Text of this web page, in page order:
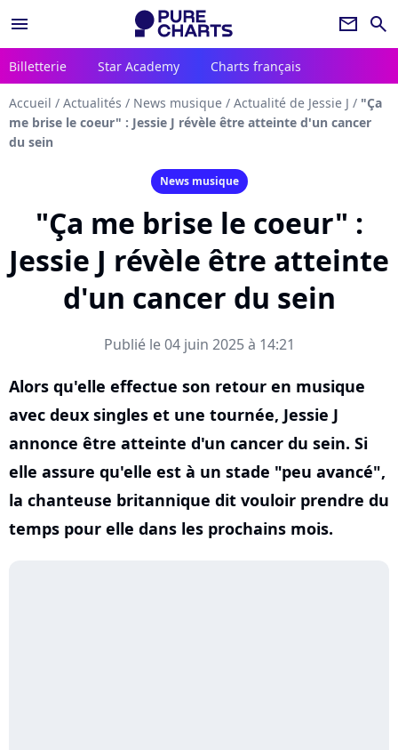
menu newsletter search
Billetterie Star Academy Charts français
Accueil / Actualités / News musique / Actualité de Jessie J / "Ça
me brise le coeur" : Jessie J révèle être atteinte d'un cancer
du sein
News musique
"Ça me brise le coeur" :
Jessie J révèle être atteinte
d'un cancer du sein
Publié le 04 juin 2025 à 14:21
Alors qu'elle effectue son retour en musique
avec deux singles et une tournée, Jessie J
annonce être atteinte d'un cancer du sein. Si
elle assure qu'elle est à un stade "peu avancé",
la chanteuse britannique dit vouloir prendre du
temps pour elle dans les prochains mois.